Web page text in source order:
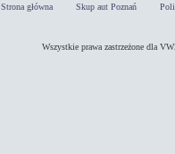
Strona główna Skup aut Poznań
Wszystkie prawa zastrzeżone dla